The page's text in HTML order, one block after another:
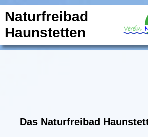
Naturfreibad
Haunstetten
Das Naturfreibad